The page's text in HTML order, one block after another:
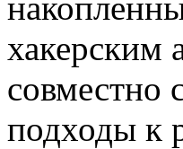
хакерским
совместно
подходы к